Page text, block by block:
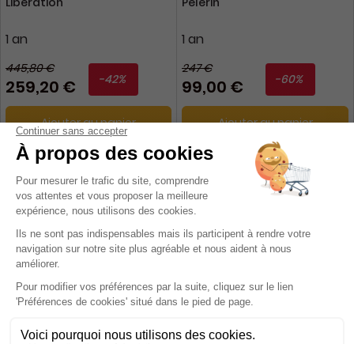
1 an
445,80 €
259,20 € -42%
Ajouter au panier
1 an
247 €
99,00 € -60%
Ajouter au panier